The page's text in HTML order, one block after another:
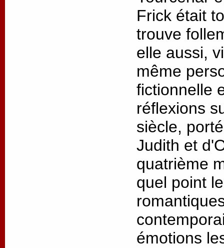
Frick était
trouve
elle aussi,
même
fictionnelle
réflexions
siècle,
Judith et
quatrième
quel point
émotions